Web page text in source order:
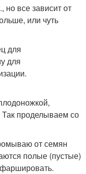
но все зависит от
или чуть
проделываем со
от семян
полые (пустые)